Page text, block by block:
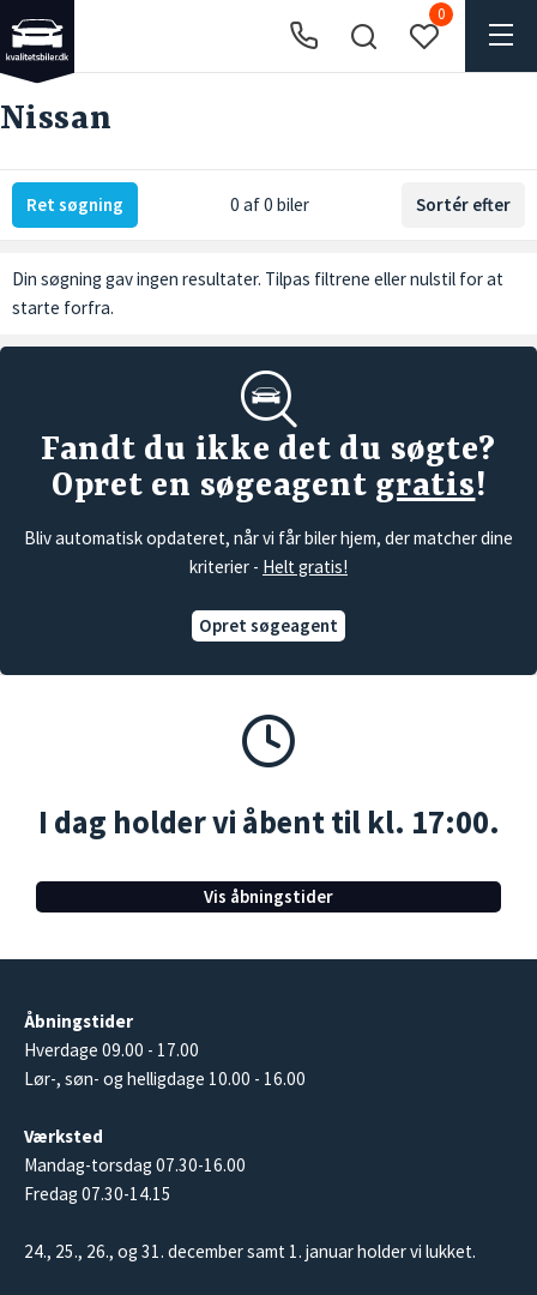
0
Nissan
Ret søgning 0 af 0 biler Sortér efter
Din søgning gav ingen resultater. Tilpas filtrene ellernulstil for at
starte forfra.
Fandt du ikke det du søgte?
Opret en søgeagent gratis!
Bliv automatisk opdateret, når vi får biler hjem, der matcher dine
kriterier - Helt gratis!
Opret søgeagent
I dag holder vi åbent til kl. 17:00.
Vis åbningstider
Åbningstider
Hverdage 09.00 - 17.00
Lør-, søn- og helligdage 10.00 - 16.00
Værksted
Mandag-torsdag 07.30-16.00
Fredag 07.30-14.15
24., 25., 26., og 31. december samt 1. januar holder vi lukket.